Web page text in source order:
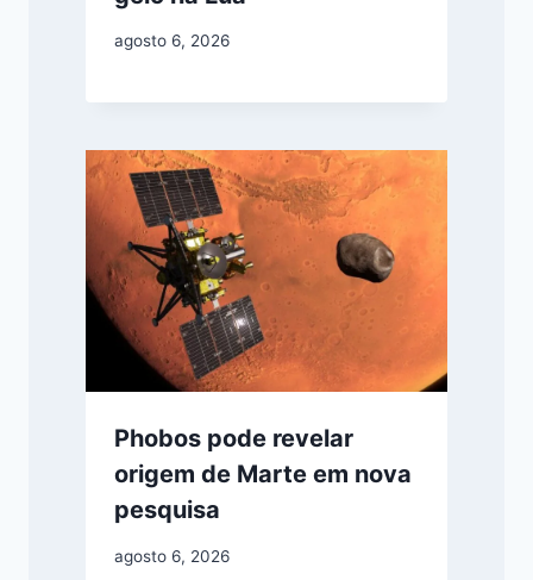
agosto 6, 2026
Phobos pode revelar
origem de Marte em nova
pesquisa
agosto 6, 2026